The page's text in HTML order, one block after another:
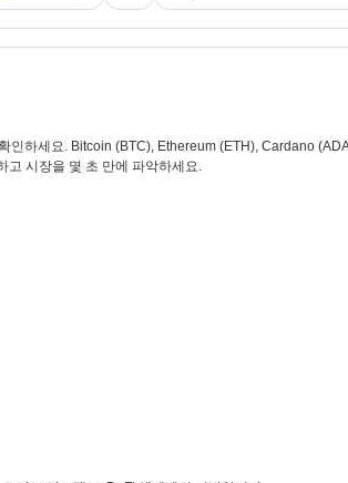
하세요. Bitcoin (BTC), Ethereum (ETH), Cardano
고 시장을 몇 초 만에 파악하세요.